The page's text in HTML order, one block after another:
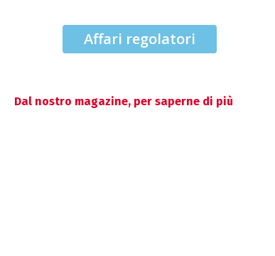
Affari regolatori
Dal nostro magazine, per saperne di più